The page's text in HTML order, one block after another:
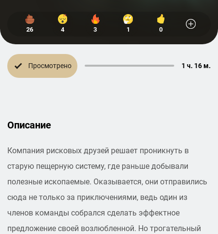
26 4 3 1 0
Просмотрено 1 ч. 16 м.
Описание
Компания рисковых друзей решает проникнуть в
старую пещерную систему, где раньше добывали
полезные ископаемые. Оказывается, они отправились
сюда не только за приключениями, ведь один из
членов команды собрался сделать эффектное
предложение своей возлюбленной. Но трогательный